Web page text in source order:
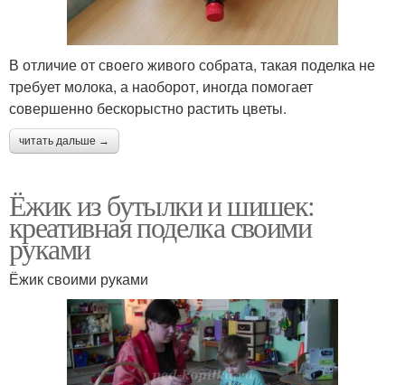
В отличие от своего живого собрата, такая поделка не
требует молока, а наоборот, иногда помогает
совершенно бескорыстно растить цветы.
читать дальше →
Ёжик из бутылки и шишек:
креативная поделка своими
руками
Ёжик своими руками